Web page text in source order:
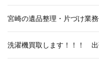
宮崎の遺品整理・片づけ業
洗濯機買取します！！！ 出